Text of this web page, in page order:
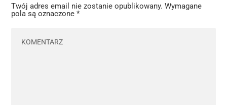
Twój adres email nie zostanie opublikowany. Wymagane
pola są oznaczone*